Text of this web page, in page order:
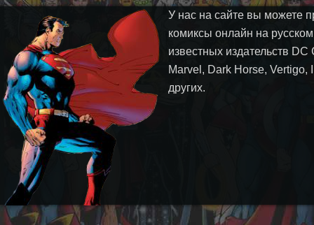
У нас на сайте вы можете
комиксы онлайн на
известных издательств DC
Marvel, Dark Horse, Vertigo,
других.